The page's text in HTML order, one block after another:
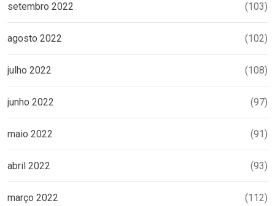
setembro 2022 (103)
agosto 2022 (102)
julho 2022 (108)
junho 2022 (97)
maio 2022 (91)
abril 2022 (93)
março 2022 (112)